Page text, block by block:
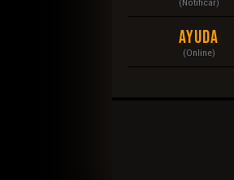
(Notificar)
Ayuda
(Online)